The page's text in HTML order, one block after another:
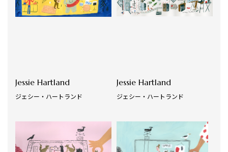
Jessie Hartland
ジェシー・ハートランド
Jessie Hartland
ジェシー・ハートランド